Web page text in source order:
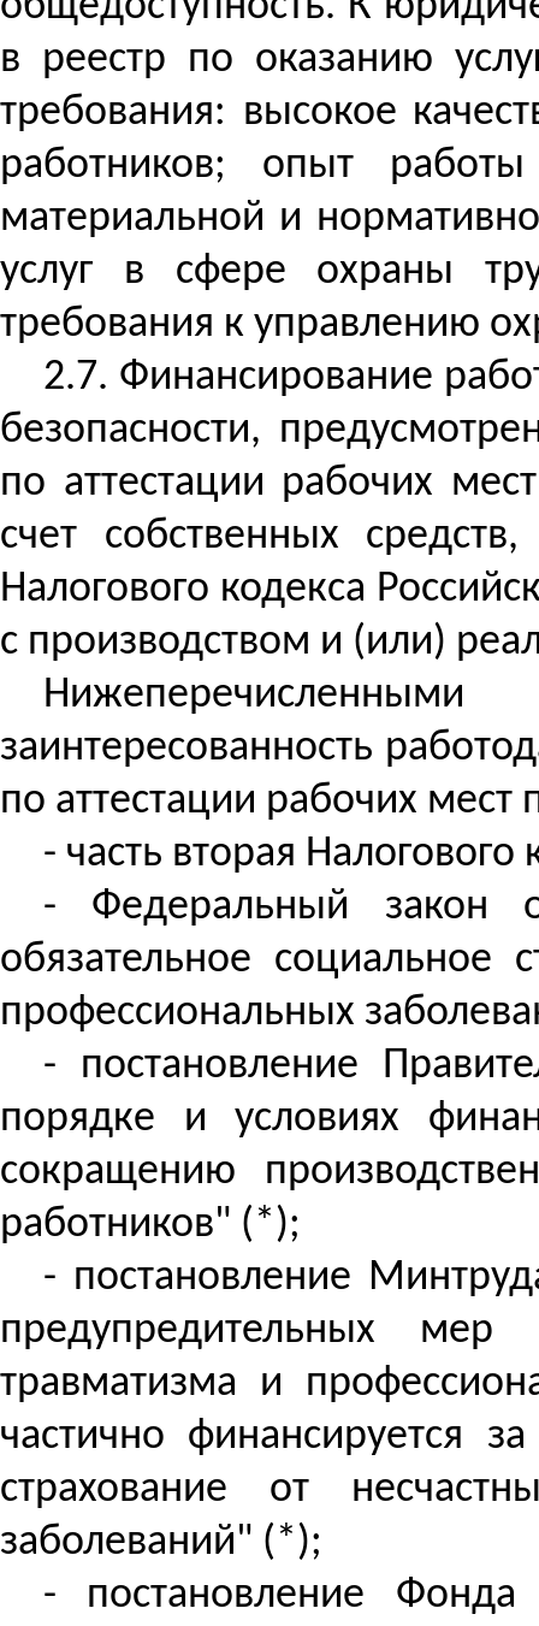
в реестр по оказанию
требования: высокое
работников; опыт
материальной и
услуг в сфере охраны
требования к управлению
2.7. Финансирование
безопасности,
по аттестации рабочих
счет собственных
Налогового кодекса
с производством и (или)
заинтересованность
по аттестации рабочих мест
- часть вторая
- Федеральный закон
обязательное социальное
профессиональных
- постановление
порядке и условиях
сокращению
работников" (*);
- постановление
предупредительных
травматизма и
частично финансируется
страхование от
заболеваний" (*);
- постановление Фонда